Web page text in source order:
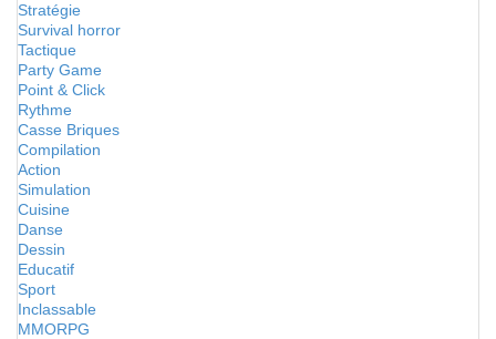
Stratégie
Survival horror
Tactique
Party Game
Point & Click
Rythme
Casse Briques
Compilation
Action
Simulation
Cuisine
Danse
Dessin
Educatif
Sport
Inclassable
MMORPG